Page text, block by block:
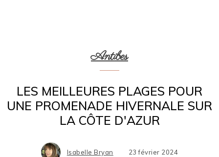
Antibes
LES MEILLEURES PLAGES POUR
UNE PROMENADE HIVERNALE SUR
LA CÔTE D'AZUR
Isabelle Bryan 23 février 2024